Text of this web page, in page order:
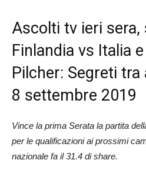
Ascolti tv ieri sera,
Finlandia vs Italia
Pilcher: Segreti
8 settembre 2019
Vince la prima Serata la partita
per le qualificazioni ai prossimi
nazionale fa il 31.4 di share.